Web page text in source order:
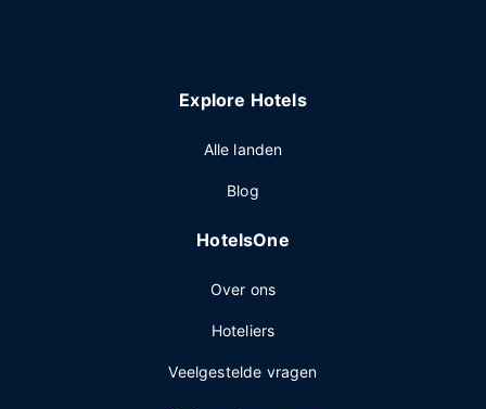
Explore Hotels
Alle landen
Blog
HotelsOne
Over ons
Hoteliers
Veelgestelde vragen